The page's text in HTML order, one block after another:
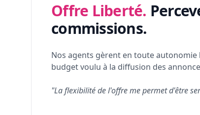
Offre Liberté.
commissions.
Nos agents gèrent en toute
budget voulu à la diffusion des
"La flexibilité de l'offre me permet d'être